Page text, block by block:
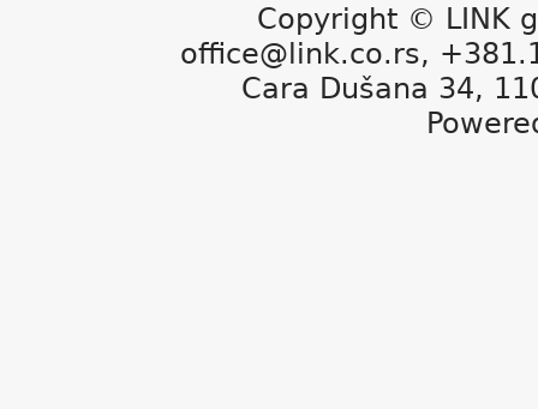
Copyright © LINK
office@link.co.rs,
Cara Dušana 34,